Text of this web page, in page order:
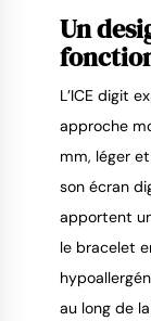
Un
L’ICE digit
approche
mm, léger
son écran
apportent
le bracelet
au long de